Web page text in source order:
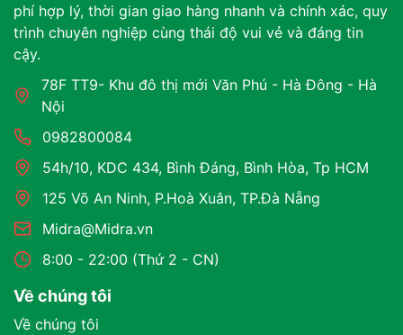
phí hợp lý, thời gian giao hàng nhanh và chính xác, quy
trình chuyên nghiệp cùng thái độ vui vẻ và đáng tin
cậy.
78F TT9- Khu đô thị mới Văn Phú - Hà Đông - Hà
Nội
0982800084
54h/10, KDC 434, Bình Đáng, Bình Hòa, Tp HCM
125 Võ An Ninh, P.Hoà Xuân, TP.Đà Nẵng
Midra@Midra.vn
8:00 - 22:00 (Thứ 2 - CN)
Về chúng tôi
Về chúng tôi